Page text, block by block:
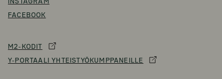
INSTAGRAM
FACEBOOK
M2-KODIT
Y-PORTAALI YHTEISTYÖKUMPPANEILLE